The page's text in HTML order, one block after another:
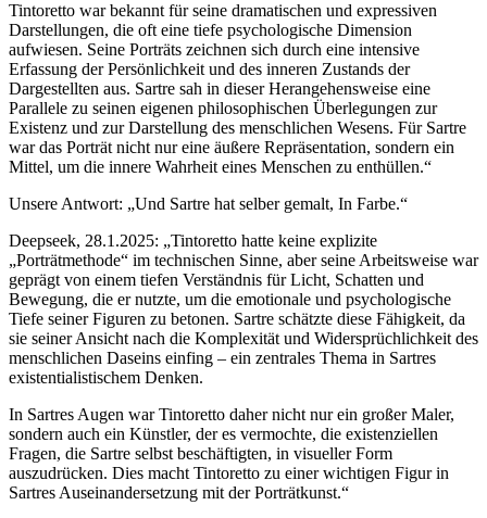
Tintoretto war bekannt für seine dramatischen und expressiven
Darstellungen, die oft eine tiefe psychologische Dimension
aufwiesen. Seine Porträts zeichnen sich durch eine intensive
Erfassung der Persönlichkeit und des inneren Zustands der
Dargestellten aus. Sartre sah in dieser Herangehensweise eine
Parallele zu seinen eigenen philosophischen Überlegungen zur
Existenz und zur Darstellung des menschlichen Wesens. Für Sartre
war das Porträt nicht nur eine äußere Repräsentation, sondern ein
Mittel, um die innere Wahrheit eines Menschen zu enthüllen.“
Unsere Antwort: „Und Sartre hat selber gemalt, In Farbe.“
Deepseek, 28.1.2025: „Tintoretto hatte keine explizite
„Porträtmethode“ im technischen Sinne, aber seine Arbeitsweise war
geprägt von einem tiefen Verständnis für Licht, Schatten und
Bewegung, die er nutzte, um die emotionale und psychologische
Tiefe seiner Figuren zu betonen. Sartre schätzte diese Fähigkeit, da
sie seiner Ansicht nach die Komplexität und Widersprüchlichkeit des
menschlichen Daseins einfing – ein zentrales Thema in Sartres
existentialistischem Denken.
In Sartres Augen war Tintoretto daher nicht nur ein großer Maler,
sondern auch ein Künstler, der es vermochte, die existenziellen
Fragen, die Sartre selbst beschäftigten, in visueller Form
auszudrücken. Dies macht Tintoretto zu einer wichtigen Figur in
Sartres Auseinandersetzung mit der Porträtkunst.“